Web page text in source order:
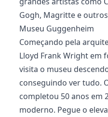
Gogh, Magritte e
Museu Guggenheim
Começando pela
Lloyd Frank Wright em
visita o museu
conseguindo ver tudo.
completou 50 anos em
moderno. Pegue o